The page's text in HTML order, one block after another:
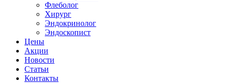
Флеболог
Хирург
Эндокринолог
Эндоскопист
Цены
Акции
Новости
Статьи
Контакты